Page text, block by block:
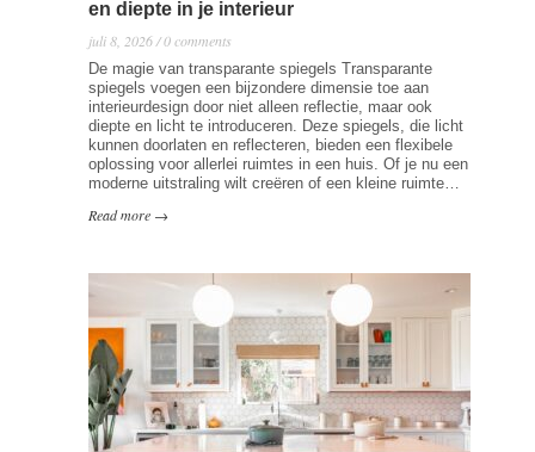
en diepte in je interieur
juli 8, 2026 / 0 comments
De magie van transparante spiegels Transparante
spiegels voegen een bijzondere dimensie toe aan
interieurdesign door niet alleen reflectie, maar ook
diepte en licht te introduceren. Deze spiegels, die licht
kunnen doorlaten en reflecteren, bieden een flexibele
oplossing voor allerlei ruimtes in een huis. Of je nu een
moderne uitstraling wilt creëren of een kleine ruimte…
Read more →